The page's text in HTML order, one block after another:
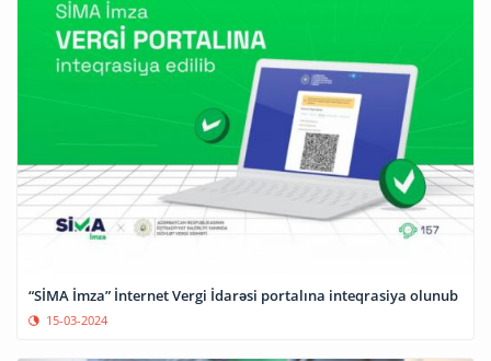
“SİMA İmza” İnternet Vergi İdarəsi portalına inteqrasiya olunub
15-03-2024